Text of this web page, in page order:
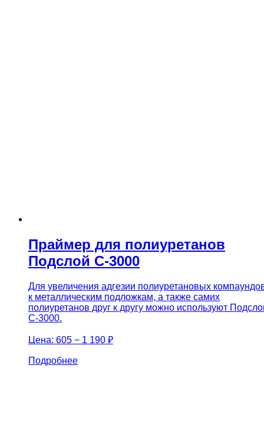
Праймер для полиуретанов
Подслой С-3000
Для увеличения адгезии полиуретановых
к металлическим подложкам, а также самих
полиуретанов друг к другу можно используют
С-3000.
Цена: 605 − 1 190 ₽
Подробнее